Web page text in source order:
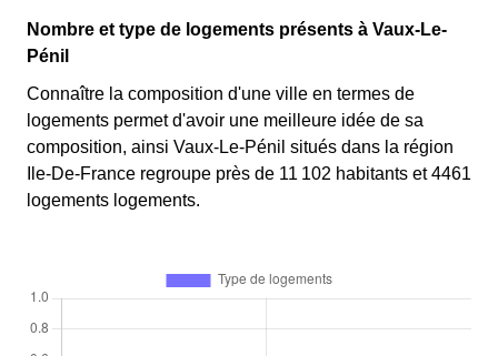
Nombre et type de logements présents à Vaux-Le-
Pénil
Connaître la composition d'une ville en termes de
logements permet d'avoir une meilleure idée de sa
composition, ainsi Vaux-Le-Pénil situés dans la région
Ile-De-France regroupe près de 11 102 habitants et 4461
logements logements.